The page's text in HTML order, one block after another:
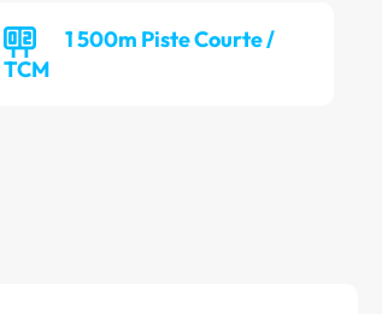
1 500m Piste Courte /
TCM